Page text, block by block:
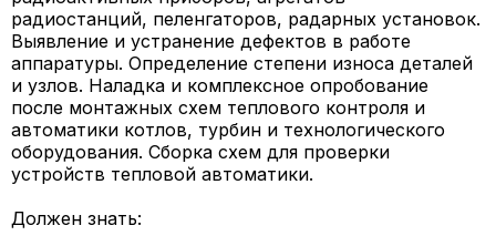
радиостанций, пеленгаторов, радарных установок.
Выявление и устранение дефектов в работе
аппаратуры. Определение степени износа деталей
и узлов. Наладка и комплексное опробование
после монтажных схем теплового контроля и
автоматики котлов, турбин и технологического
оборудования. Сборка схем для проверки
устройств тепловой автоматики.
Должен знать: